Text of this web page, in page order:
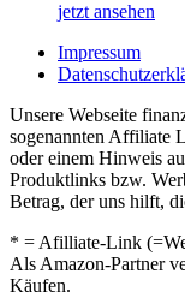
jetzt ansehen
Impressum
Unsere Webseite
sogenannten Affiliate
oder einem Hinweis
Produktlinks bzw.
Betrag, der uns hilft,
* = Afilliate-Link
Als Amazon-Partner
Käufen.